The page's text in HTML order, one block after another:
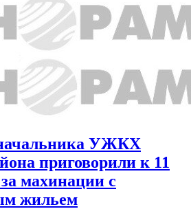
начальника УЖКХ
приговорили к 11
махинации с
жильем